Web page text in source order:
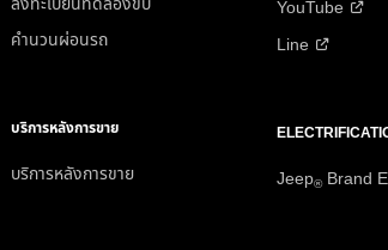
คำนวนผ่อนรถ
บริการหลังการขาย
บริการหลังการขาย
YouTube
Line
Jeep®Brand